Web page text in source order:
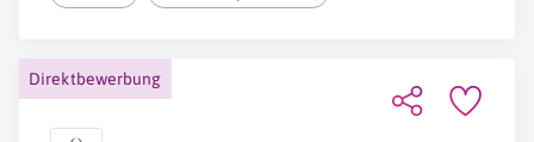
Direktbewerbung